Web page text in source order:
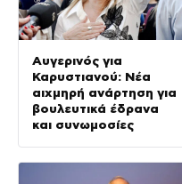
Αυγερινός για
Καρυστιανού: Νέα
αιχμηρή ανάρτηση για
βουλευτικά έδρανα
και συνωμοσίες